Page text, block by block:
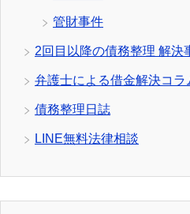
管財事件
2回目以降の債務整理 解決
弁護士による借金解決コラ
債務整理日誌
LINE無料法律相談